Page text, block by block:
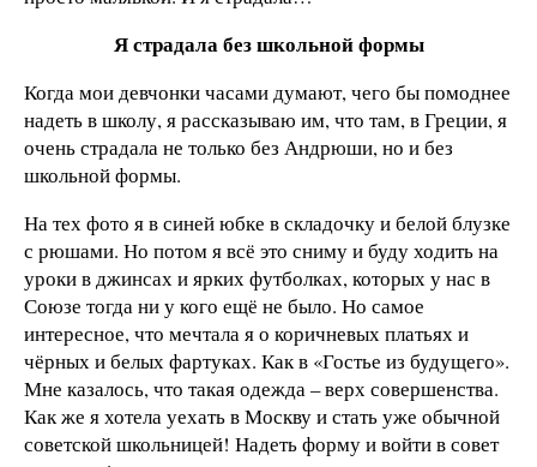
Я страдала без школьной формы
Когда мои девчонки часами думают, чего бы помоднее
надеть в школу, я рассказываю им, что там, в Греции, я
очень страдала не только без Андрюши, но и без
школьной формы.
На тех фото я в синей юбке в складочку и белой блузке
с рюшами. Но потом я всё это сниму и буду ходить на
уроки в джинсах и ярких футболках, которых у нас в
Союзе тогда ни у кого ещё не было. Но самое
интересное, что мечтала я о коричневых платьях и
чёрных и белых фартуках. Как в «Гостье из будущего».
Мне казалось, что такая одежда – верх совершенства.
Как же я хотела уехать в Москву и стать уже обычной
советской школьницей! Надеть форму и войти в совет